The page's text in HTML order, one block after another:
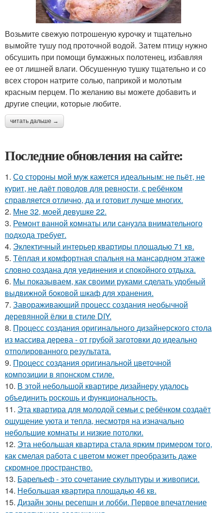
Возьмите свежую потрошеную курочку и тщательно
вымойте тушу под проточной водой. Затем птицу нужно
обсушить при помощи бумажных полотенец, избавляя
ее от лишней влаги. Обсушенную тушку тщательно и со
всех сторон натрите солью, паприкой и молотым
красным перцем. По желанию вы можете добавить и
другие специи, которые любите.
читать дальше →
Последние обновления на сайте:
1. Со стороны мой муж кажется идеальным: не пьёт, не
курит, не даёт поводов для ревности, с ребёнком
справляется отлично, да и готовит лучше многих.
2. Мне 32, моей девушке 22.
3. Ремонт ванной комнаты или санузла внимательного
подхода требует.
4. Эклектичный интерьер квартиры площадью 71 кв.
5. Тёплая и комфортная спальня на мансардном этаже
словно создана для уединения и спокойного отдыха.
6. Мы показываем, как своими руками сделать удобный
выдвижной боковой шкаф для хранения.
7. Завораживающий процесс создания необычной
деревянной ёлки в стиле DIY.
8. Процесс создания оригинального дизайнерского стола
из массива дерева - от грубой заготовки до идеально
отполированного результата.
9. Процесс создания оригинальной цветочной
композиции в японском стиле.
10. В этой небольшой квартире дизайнеру удалось
объединить роскошь и функциональность.
11. Эта квартира для молодой семьи с ребёнком создаёт
ощущение уюта и тепла, несмотря на изначально
небольшие комнаты и низкие потолки.
12. Эта небольшая квартира стала ярким примером того,
как смелая работа с цветом может преобразить даже
скромное пространство.
13. Барельеф - это сочетание скульптуры и живописи.
14. Небольшая квартира площадью 46 кв.
15. Дизайн зоны ресепшн и лобби. Первое впечатление